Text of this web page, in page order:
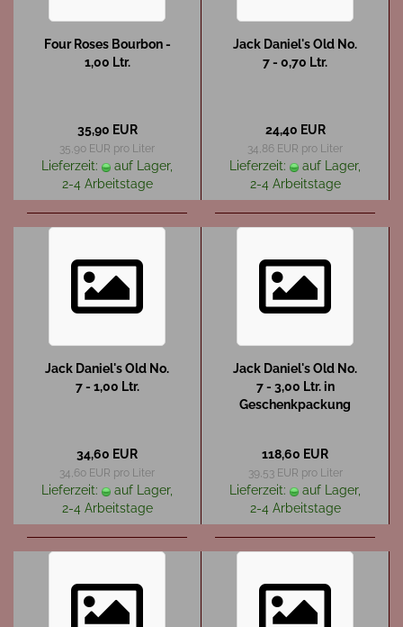
Four Roses Bourbon -
1,00 Ltr.
35,90 EUR
35,90 EUR pro Liter
Lieferzeit:
auf Lager,
2-4 Arbeitstage
Jack Daniel's Old No.
7 - 0,70 Ltr.
24,40 EUR
34,86 EUR pro Liter
Lieferzeit:
auf Lager,
2-4 Arbeitstage
Jack Daniel's Old No.
7 - 1,00 Ltr.
34,60 EUR
34,60 EUR pro Liter
Lieferzeit:
auf Lager,
2-4 Arbeitstage
Jack Daniel's Old No.
7 - 3,00 Ltr. in
Geschenkpackung
118,60 EUR
39,53 EUR pro Liter
Lieferzeit:
auf Lager,
2-4 Arbeitstage